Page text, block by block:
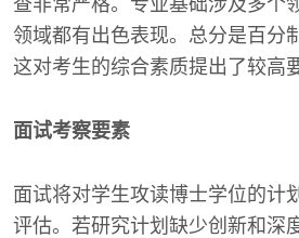
查非常严格。专业基础涉及多个
领域都有出色表现。总分是百分
这对考生的综合素质提出了较高
面试考察要素
面试将对学生攻读博士学位的计
评估。若研究计划缺少创新和深